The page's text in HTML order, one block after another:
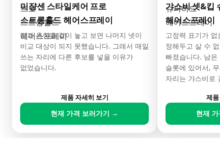
미쟝센 스타일케어 프로
스트롱홀드 헤어스프레이
값과 용량을 같이 놓고 보면 나머지 넷이
비교 대상이 되지 못했습니다. 그래서 매일
쓰는 자리에 다른 후보를 넣을 이유가
없었습니다.
제품 자세히 보기
현재 가격 보러가기 →
갸스비 셋&킵
헤어스프레이
고정력 표기가
정해두고 살 수
빠졌습니다. 남
슬롯에 있어서,
자리는 갸스비로
제
현재